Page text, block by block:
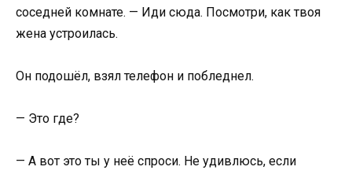
соседней комнате. — Иди сюда. Посмотри, как твоя
жена устроилась.
Он подошёл, взял телефон и побледнел.
— Это где?
— А вот это ты у неё спроси. Не удивлюсь, если